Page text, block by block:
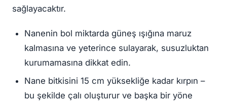
sağlayacaktır.
Nanenin bol miktarda güneş ışığına maruz
kalmasına ve yeterince sulayarak, susuzluktan
kurumamasına dikkat edin.
Nane bitkisini 15 cm yüksekliğe kadar kırpın –
bu şekilde çalı oluşturur ve başka bir yöne